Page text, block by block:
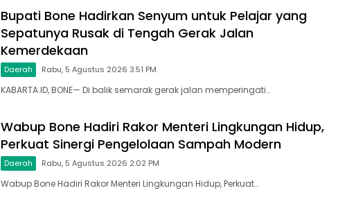
Bupati Bone Hadirkan Senyum untuk Pelajar yang
Sepatunya Rusak di Tengah Gerak Jalan
Kemerdekaan
Daerah Rabu, 5 Agustus 2026 3:51 PM
KABARTA.ID, BONE— Di balik semarak gerak jalan memperingati…
Wabup Bone Hadiri Rakor Menteri Lingkungan Hidup,
Perkuat Sinergi Pengelolaan Sampah Modern
Daerah Rabu, 5 Agustus 2026 2:02 PM
Wabup Bone Hadiri Rakor Menteri Lingkungan Hidup, Perkuat…